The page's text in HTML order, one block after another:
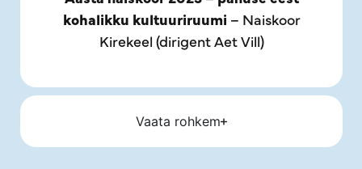
kohalikku kultuuriruumi – Naiskoor
Kirekeel (dirigent Aet Vill)
Vaata rohkem